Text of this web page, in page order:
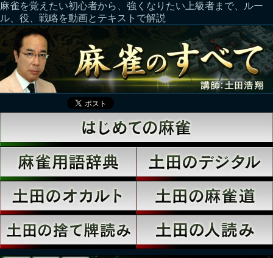
麻雀を覚えたい初心者から、強くなりたい上級者まで、ルー
ル、役、戦略を動画とテキストで解説